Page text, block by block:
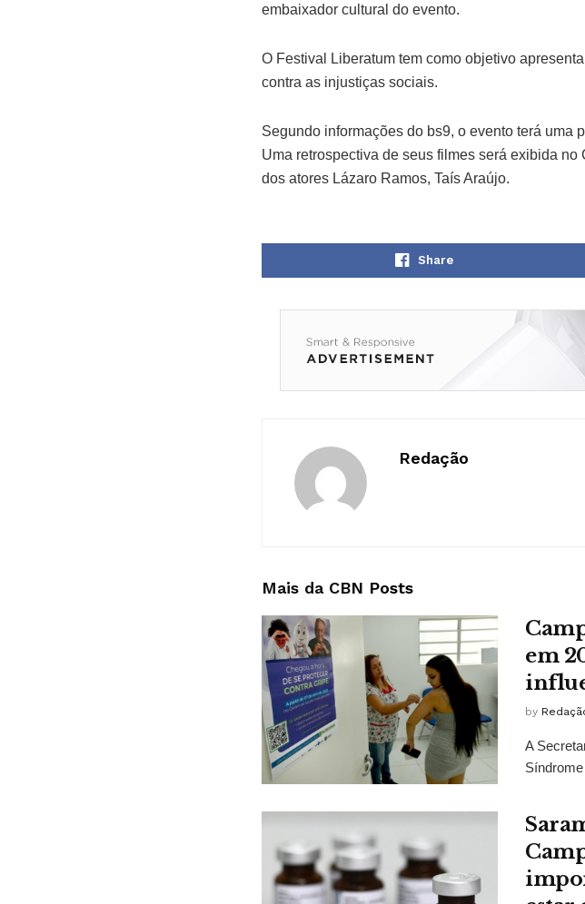
embaixador cultural do evento.
O Festival Liberatum tem como objetivo
contra as injustiças sociais.
Segundo informações do bs9, o evento terá uma
Uma retrospectiva de seus filmes será exibida
dos atores Lázaro Ramos, Taís Araújo.
Share
Redação
Mais da CBN Posts
em
by
A